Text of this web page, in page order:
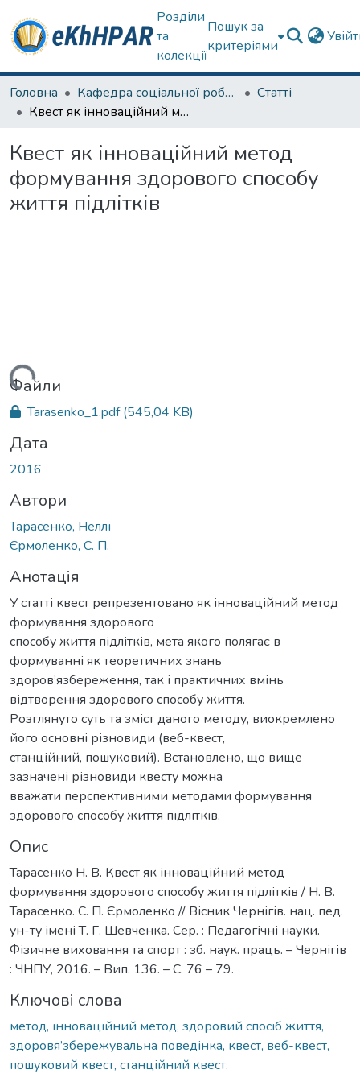
Розділи
та
колекції
Пошук за
критеріями
Головна Кафедра соціальної роботи
Статті
Квест як інноваційний метод формування здорового способу життя підлітків
Квест як інноваційний метод
формування здорового способу
життя підлітків
Файли
Tarasenko_1.pdf(545,04 KB)
Дата
2016
Автори
Тарасенко, Неллі
Єрмоленко, С. П.
Анотація
У статті квест репрезентовано як інноваційний метод
формування здорового
способу життя підлітків, мета якого полягає в
формуванні як теоретичних знань
здоров’язбереження, так і практичних вмінь
відтворення здорового способу життя.
Розглянуто суть та зміст даного методу, виокремлено
його основні різновиди (веб-квест,
станційний, пошуковий). Встановлено, що вище
зазначені різновиди квесту можна
вважати перспективними методами формування
здорового способу життя підлітків.
Опис
Тарасенко Н. В. Квест як інноваційний метод
формування здорового способу життя підлітків / Н. В.
Тарасенко. С. П. Єрмоленко // Вісник Чернігів. нац. пед.
ун-ту імені Т. Г. Шевченка. Сер. : Педагогічні науки.
Фізичне виховання та спорт : зб. наук. праць. – Чернігів
: ЧНПУ, 2016. – Вип. 136. – С. 76 – 79.
Ключові слова
метод, інноваційний метод, здоровий спосіб життя,
здоровя’збережувальна поведінка, квест, веб-квест,
пошуковий квест, станційний квест.